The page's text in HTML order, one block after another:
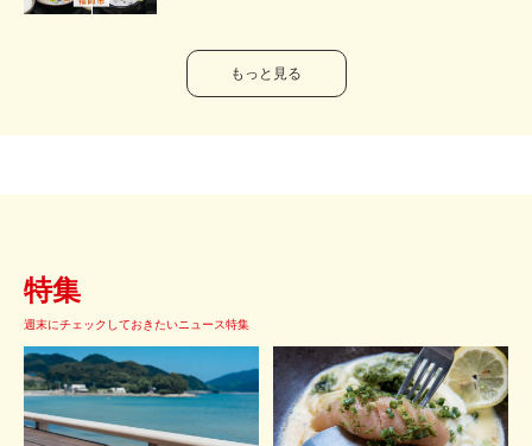
もっと見る
特集
週末にチェックしておきたいニュース特集